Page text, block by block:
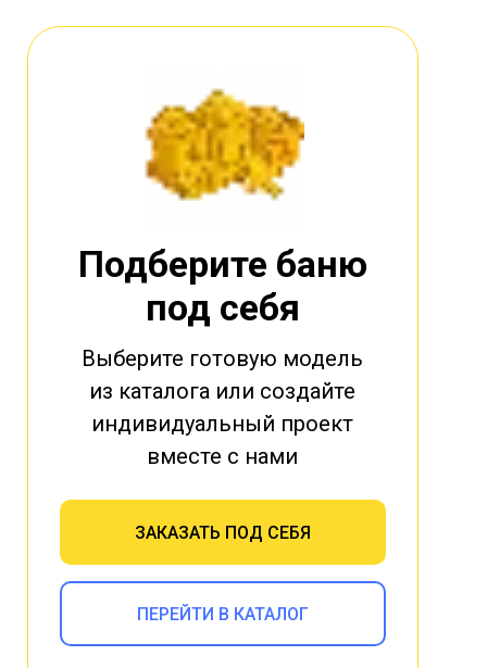
ПЕРЕЙТИ В КАТАЛОГ
Выберите готовую модель
из каталога или создайте
индивидуальный проект
вместе с нами
ЗАКАЗАТЬ ПОД СЕБЯ
Подберите баню
под себя